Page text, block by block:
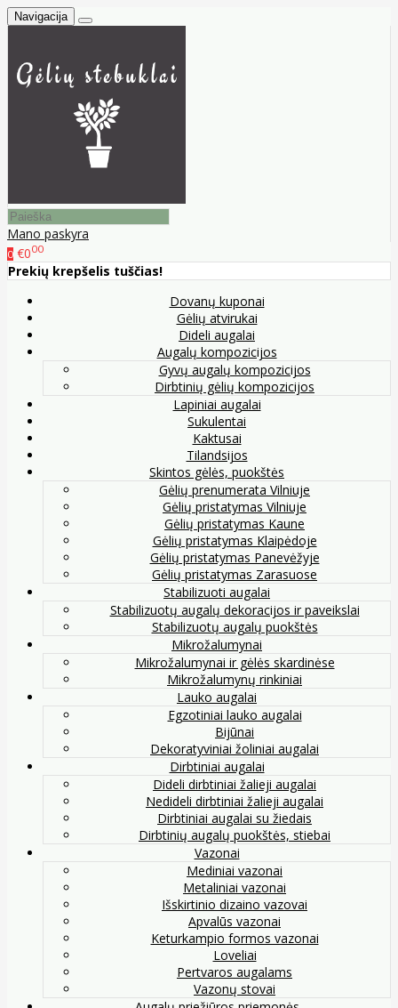
Navigacija
Mano paskyra
0 €000
Prekių krepšelis tuščias!
Dovanų kuponai
Gėlių atvirukai
Dideli augalai
Augalų kompozicijos
Gyvų augalų kompozicijos
Dirbtinių gėlių kompozicijos
Lapiniai augalai
Sukulentai
Kaktusai
Tilandsijos
Skintos gėlės, puokštės
Gėlių prenumerata Vilniuje
Gėlių pristatymas Vilniuje
Gėlių pristatymas Kaune
Gėlių pristatymas Klaipėdoje
Gėlių pristatymas Panevėžyje
Gėlių pristatymas Zarasuose
Stabilizuoti augalai
Stabilizuotų augalų dekoracijos ir paveikslai
Stabilizuotų augalų puokštės
Mikrožalumynai
Mikrožalumynai ir gėlės skardinėse
Mikrožalumynų rinkiniai
Lauko augalai
Egzotiniai lauko augalai
Bijūnai
Dekoratyviniai žoliniai augalai
Dirbtiniai augalai
Dideli dirbtiniai žalieji augalai
Nedideli dirbtiniai žalieji augalai
Dirbtiniai augalai su žiedais
Dirbtinių augalų puokštės, stiebai
Vazonai
Mediniai vazonai
Metaliniai vazonai
Išskirtinio dizaino vazovai
Apvalūs vazonai
Keturkampio formos vazonai
Loveliai
Pertvaros augalams
Vazonų stovai